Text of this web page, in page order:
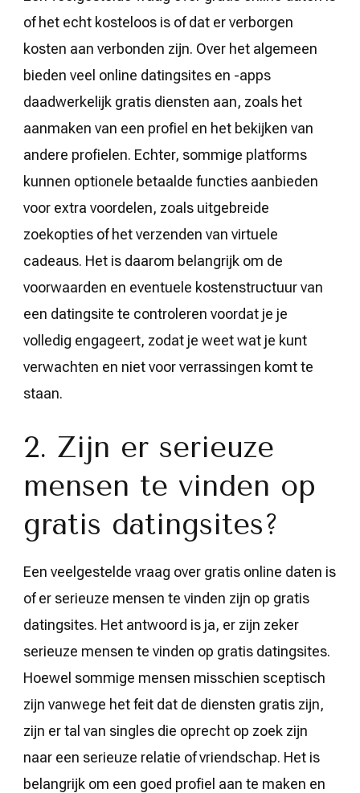
of het echt kosteloos is of dat er verborgen
kosten aan verbonden zijn. Over het algemeen
bieden veel online datingsites en -apps
daadwerkelijk gratis diensten aan, zoals het
aanmaken van een profiel en het bekijken van
andere profielen. Echter, sommige platforms
kunnen optionele betaalde functies aanbieden
voor extra voordelen, zoals uitgebreide
zoekopties of het verzenden van virtuele
cadeaus. Het is daarom belangrijk om de
voorwaarden en eventuele kostenstructuur van
een datingsite te controleren voordat je je
volledig engageert, zodat je weet wat je kunt
verwachten en niet voor verrassingen komt te
staan.
2. Zijn er serieuze
mensen te vinden op
gratis datingsites?
Een veelgestelde vraag over gratis online daten is
of er serieuze mensen te vinden zijn op gratis
datingsites. Het antwoord is ja, er zijn zeker
serieuze mensen te vinden op gratis datingsites.
Hoewel sommige mensen misschien sceptisch
zijn vanwege het feit dat de diensten gratis zijn,
zijn er tal van singles die oprecht op zoek zijn
naar een serieuze relatie of vriendschap. Het is
belangrijk om een goed profiel aan te maken en